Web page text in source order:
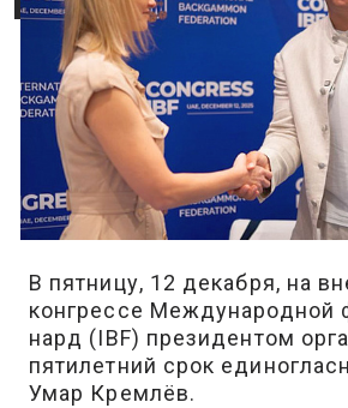
В пятницу, 12 декабря, на
конгрессе Международной
нард (IBF) президентом
пятилетний срок
Умар Кремлёв.